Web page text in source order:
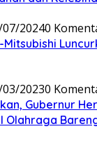
07/20240
Mitsubishi
20230
Gubernur
Olahraga